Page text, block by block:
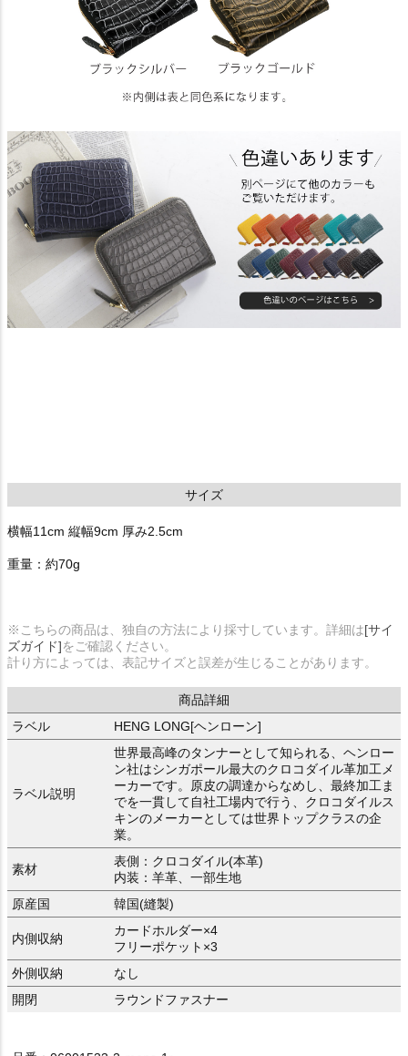
サイズ
横幅11cm 縦幅9cm 厚み2.5cm
重量：約70g
※こちらの商品は、独自の方法により採寸しています。詳細は[サイ
ズガイド]をご確認ください。
計り方によっては、表記サイズと誤差が生じることがあります。
商品詳細
ラベル
HENG LONG[ヘンローン]
ラベル説明
世界最高峰のタンナーとして知られる、ヘンロー
ン社はシンガポール最大のクロコダイル革加工メ
ーカーです。原皮の調達からなめし、最終加工ま
でを一貫して自社工場内で行う、クロコダイルス
キンのメーカーとしては世界トップクラスの企
業。
素材
表側：クロコダイル(本革)
内装：羊革、一部生地
原産国
韓国(縫製)
内側収納
カードホルダー×4
フリーポケット×3
外側収納
なし
開閉
ラウンドファスナー